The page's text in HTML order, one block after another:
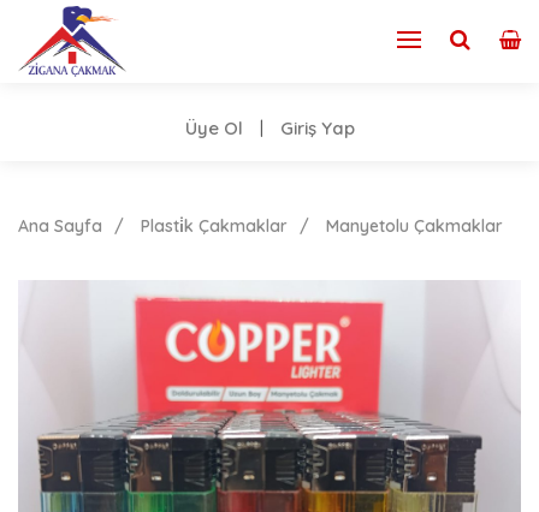
Üye Ol Giriş Yap
Ana Sayfa Plasti̇k Çakmaklar Manyetolu Çakmaklar